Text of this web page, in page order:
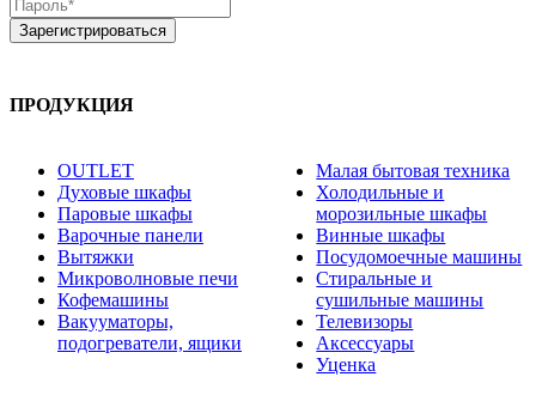
ПРОДУКЦИЯ
OUTLET
Духовые шкафы
Паровые шкафы
Варочные панели
Вытяжки
Микроволновые печи
Кофемашины
Вакууматоры,
подогреватели, ящики
Малая бытовая техника
Холодильные и
морозильные шкафы
Винные шкафы
Посудомоечные машины
Стиральные и
сушильные машины
Телевизоры
Аксессуары
Уценка